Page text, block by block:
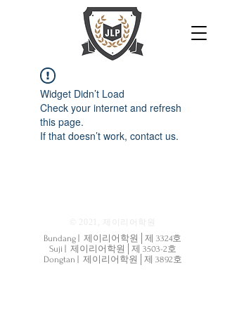
Widget Didn’t Load
Check your internet and refresh
this page.
If that doesn’t work, contact us.
© 2021, 제이리어학원
Bundang | 제이리어학원│제 3324호
Suji | 제이리어학원│제 3503-2호
Dongtan | 제이리어학원│제 3892호